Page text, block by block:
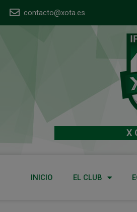
contacto@xota.es
INICIO EL CLUB